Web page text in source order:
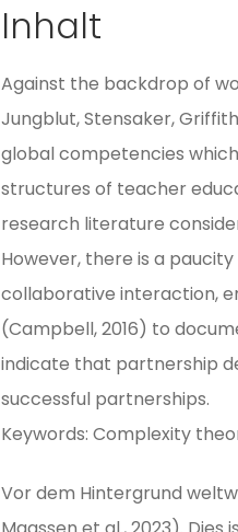
Inhalt
Against the backdrop of
Jungblut, Stensaker,
global competencies
structures of teacher
research literature
However, there is a
collaborative interaction,
(Campbell, 2016) to
indicate that partnership
successful partnerships.
Keywords: Complexity
Vor dem Hintergrund